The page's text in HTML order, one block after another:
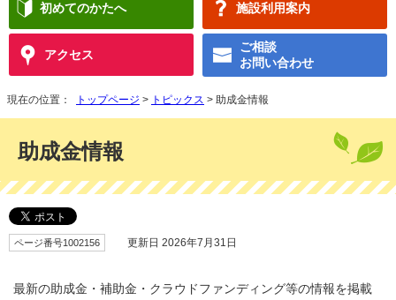
初めてのかたへ 施設利用案内
アクセス
ご相談
お問い合わせ
現在の位置： トップページ > トピックス > 助成金情報
助成金情報
ページ番号1002156 更新日 2026年7月31日
最新の助成金・補助金・クラウドファンディング等の情報を掲載